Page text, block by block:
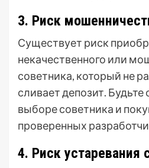
3. Риск
Существует риск
некачественного или
советника, который не
сливает депозит.
выборе советника и
проверенных
4. Риск устаревания